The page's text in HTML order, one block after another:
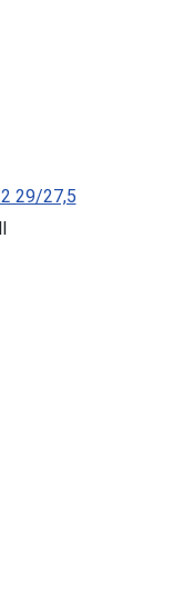
29/27,5